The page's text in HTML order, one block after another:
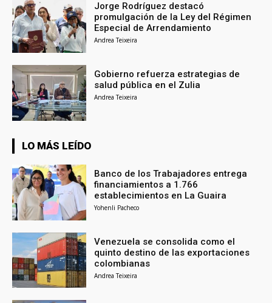
Jorge Rodríguez destacó
promulgación de la Ley del Régimen
Especial de Arrendamiento
Andrea Teixeira
Gobierno refuerza estrategias de
salud pública en el Zulia
Andrea Teixeira
LO MÁS LEÍDO
Banco de los Trabajadores entrega
financiamientos a 1.766
establecimientos en La Guaira
Yohenli Pacheco
Venezuela se consolida como el
quinto destino de las exportaciones
colombianas
Andrea Teixeira